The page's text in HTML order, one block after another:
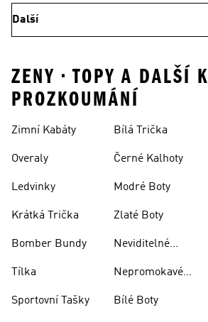
Další
ZENY • TOPY A DALŠÍ K
PROZKOUMÁNÍ
Zimní Kabáty
Overaly
Ledvinky
Krátká Trička
Bomber Bundy
Tílka
Sportovní Tašky
Bílá Trička
Černé Kalhoty
Modré Boty
Zlaté Boty
Neviditelné
Nepromokavé
Bílé Boty